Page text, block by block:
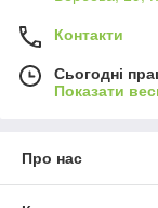
Контакти
Сьогодні
Показати
Про нас